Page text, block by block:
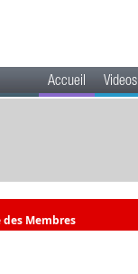
Accueil Videos
des Membres